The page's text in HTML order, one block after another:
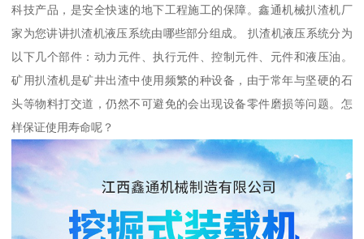
科技产品，是安全快速的地下工程施工的保障。鑫通机械扒渣机厂
家为您讲讲扒渣机液压系统由哪些部分组成。 扒渣机液压系统分为
以下几个部件：动力元件、执行元件、控制元件、元件和液压油。
矿用扒渣机是矿井出渣中使用频繁的种设备，由于常年与坚硬的石
头等物料打交道，仍然不可避免的会出现设备零件磨损等问题。怎
样保证使用寿命呢？